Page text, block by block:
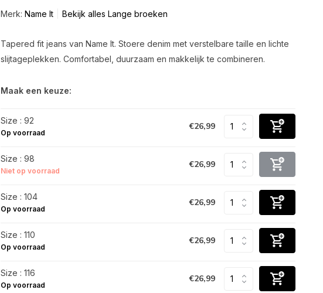
Merk: Name It Bekijk alles Lange broeken
Tapered fit jeans van Name It. Stoere denim met verstelbare taille en lichte
slijtageplekken. Comfortabel, duurzaam en makkelijk te combineren.
Maak een keuze:
Size : 92
Op voorraad
€26,99
Size : 98
Niet op voorraad
€26,99
Size : 104
Op voorraad
€26,99
Size : 110
Op voorraad
€26,99
Size : 116
Op voorraad
€26,99